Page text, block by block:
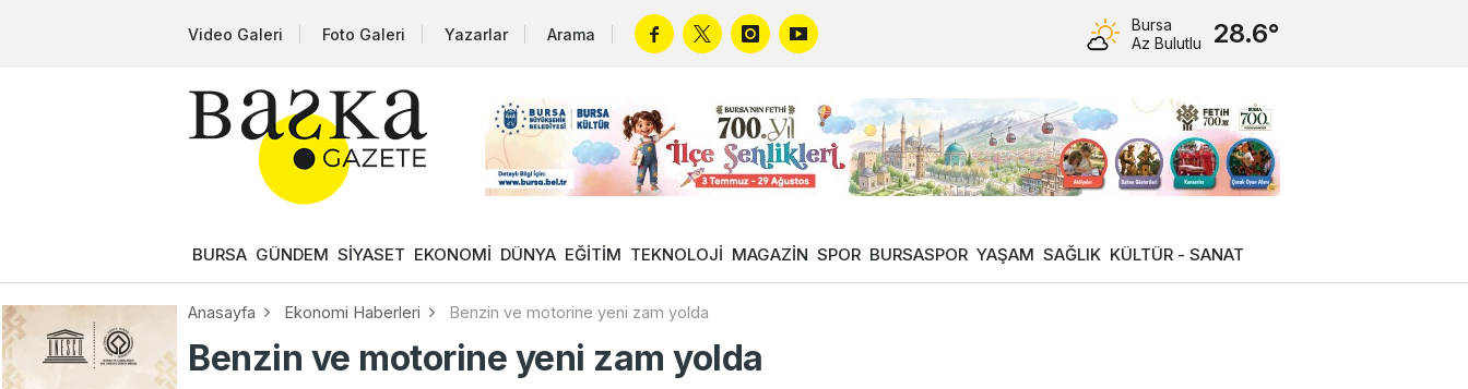
Video Galeri Foto Galeri Yazarlar Arama
Bursa
Az Bulutlu
28.6°
BURSA GÜNDEM SİYASET EKONOMİ DÜNYA EĞİTİM TEKNOLOJİ MAGAZİN SPOR BURSASPOR YAŞAM SAĞLIK KÜLTÜR - SANAT
Anasayfa Ekonomi Haberleri Benzin ve motorine yeni zam yolda
Benzin ve motorine yeni zam yolda